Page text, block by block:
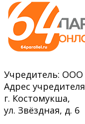
Учредитель:
Адрес
г. Костомукша,
ул. Звёздная, д. 6